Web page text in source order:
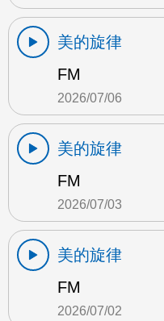
美的旋律
FM
2026/07/06
美的旋律
FM
2026/07/03
美的旋律
FM
2026/07/02